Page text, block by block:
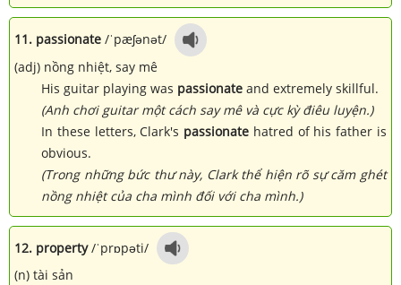
11. passionate /ˈpæʃənət/
(adj) nồng nhiệt, say mê
His guitar playing was passionate and extremely skillful.
(Anh chơi guitar một cách say mê và cực kỳ điêu luyện.)
In these letters, Clark's passionate hatred of his father is
obvious.
(Trong những bức thư này, Clark thể hiện rõ sự căm ghét
nồng nhiệt của cha mình đối với cha mình.)
12. property/ˈprɒpəti/
(n) tài sản